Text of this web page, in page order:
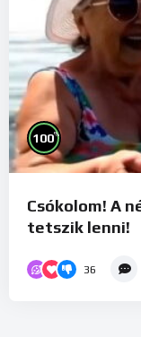
100%
Csókolom! A
tetszik lenni!
36